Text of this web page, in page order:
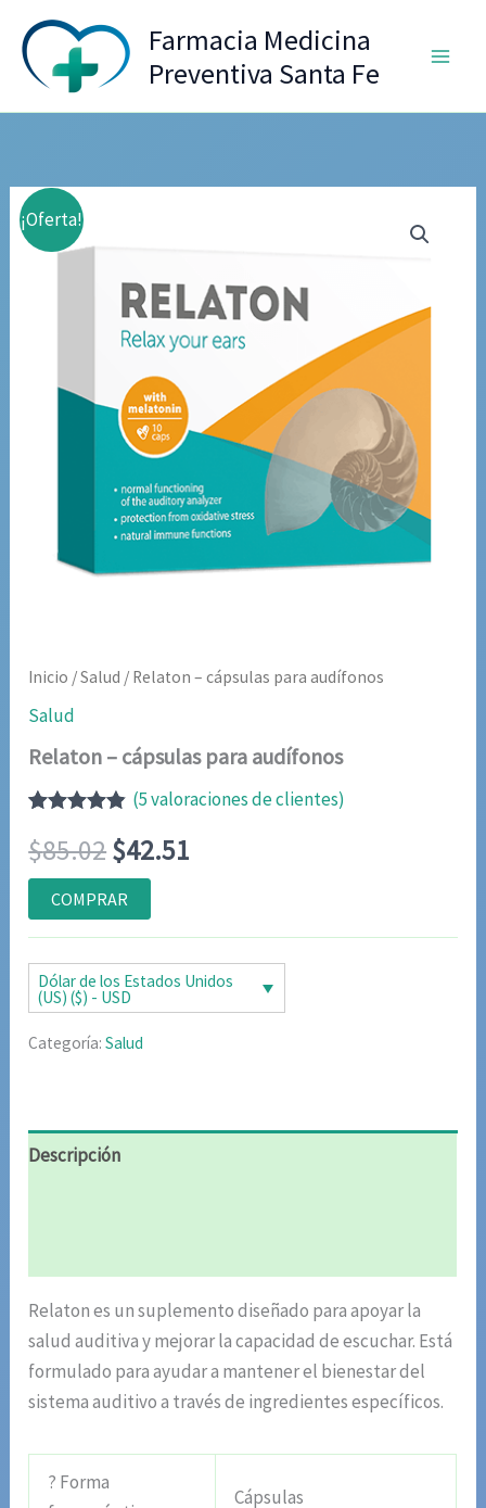
contenido
Farmacia Medicina
Preventiva Santa Fe
¡Oferta!
Inicio /Salud / Relaton – cápsulas para audífonos
Salud
Relaton – cápsulas para audífonos
con4.80de
5 en base
a
valoraciones
de clientes
(5valoraciones de clientes)
$85.02El
precio
original
era:
$85.02.
$42.51
actual
es:
COMPRAR
Dólar de los Estados Unidos
(US) ($) - USD
Categoría:Salud
Descripción
Relaton es un suplemento diseñado para apoyar la
salud auditiva y mejorar la capacidad de escuchar. Está
formulado para ayudar a mantener el bienestar del
sistema auditivo a través de ingredientes específicos.
? Forma
Cápsulas